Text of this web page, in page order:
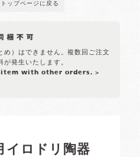
トップページに戻る
め）はできません。複数回ご注文
発生いたします。
item with other orders. >
イロドリ陶器